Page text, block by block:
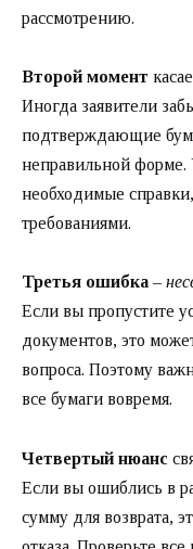
рассмотрению.
Второй момент
Иногда заявители
подтверждающие
неправильной форме.
необходимые
требованиями.
Третья ошибка –
Если вы пропустите
документов, это
вопроса. Поэтому
все бумаги вовремя.
Четвертый нюанс
Если вы ошиблись в
сумму для возврата,